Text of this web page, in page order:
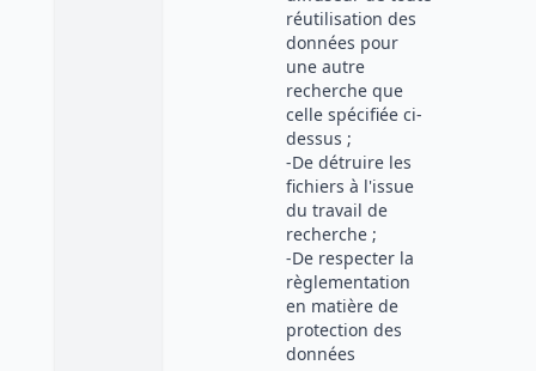
réutilisation des
données pour
une autre
recherche que
celle spécifiée ci-
dessus ;
-De détruire les
fichiers à l'issue
du travail de
recherche ;
-De respecter la
règlementation
en matière de
protection des
données